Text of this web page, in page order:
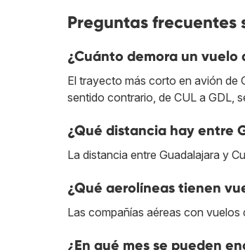
Preguntas
¿Cuánto demora un
El trayecto más corto en avión de
sentido contrario, de CUL a GDL,
¿Qué distancia hay entre
La distancia entre Guadalajara y
¿Qué aerolíneas tienen
Las compañías aéreas con vuelos
¿En qué mes se pueden